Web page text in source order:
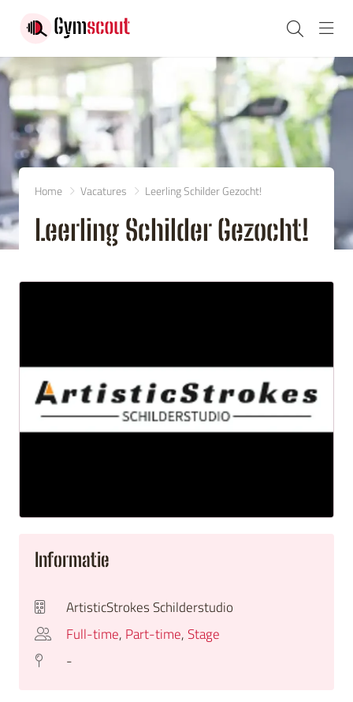
Home Vacatures Leerling Schilder Gezocht!
Leerling Schilder Gezocht!
Informatie
ArtisticStrokes Schilderstudio
Full-time, Part-time,Stage
-